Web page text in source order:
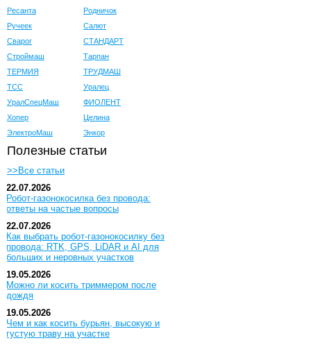
Ресанта
Родничок
Ручеек
Салют
Сварог
СТАНДАРТ
Строймаш
Тарпан
ТЕРМИЯ
ТРУДМАШ
ТСС
Уралец
УралСпецМаш
ФИОЛЕНТ
Хопер
Целина
ЭлектроМаш
Энкор
Полезные статьи
>>Все статьи
22.07.2026
Робот-газонокосилка без провода:
ответы на частые вопросы
22.07.2026
Как выбрать робот-газонокосилку без
провода: RTK, GPS, LiDAR и AI для
больших и неровных участков
19.05.2026
Можно ли косить триммером после
дождя
19.05.2026
Чем и как косить бурьян, высокую и
густую траву на участке